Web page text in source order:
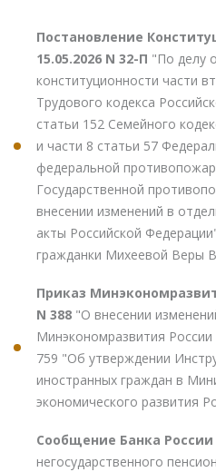
Постановление
15.05.2026 N 32-П "По делу
конституционности части
Трудового кодекса
статьи 152 Семейного
и части 8 статьи 57
федеральной
Государственной
внесении изменений в
акты Российской
гражданки Михеевой Веры
Приказ
N 388 "О внесении
Минэкономразвития
759 "Об утверждении
иностранных граждан в
экономического развития
Сообщение Банка России
негосударственного